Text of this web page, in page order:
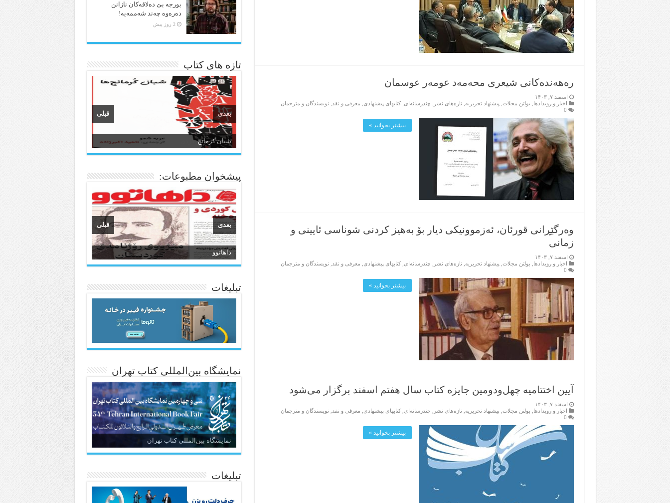
رەهەندەکانی شیعری محەمەد عومەر عوسمان
اسفند ۷, ۱۴۰۳
اخبار و رویدادها
بولتن مجلات پیشنهاد تحریریه ,تازەهای نشر چندرسانه‌ای ,کتابهای پیشنهادی معرفی و نقد
نویسندگان و مترجمان
0
بیشتر بخوانید »
وەرگێڕانی قورئان، ئەزموونیکی دیار بۆ بەهیز کردنی شوناسی ئایینی و
زمانی
اسفند ۷, ۱۴۰۳
اخبار و رویدادها
بولتن مجلات پیشنهاد تحریریه ,تازەهای نشر چندرسانه‌ای ,کتابهای پیشنهادی معرفی و نقد
نویسندگان و مترجمان
0
بیشتر بخوانید »
آیین اختتامیه چهل‌ودومین جایزه کتاب سال هفتم اسفند برگزار می‌شود
اسفند ۷, ۱۴۰۳
اخبار و رویدادها
بولتن مجلات پیشنهاد تحریریه ,تازەهای نشر چندرسانه‌ای ,کتابهای پیشنهادی معرفی و نقد
نویسندگان و مترجمان
0
بیشتر بخوانید »
بورجە بێ دەلاقەکان نازانن
دەرەوە چەند شەممەیە!
2 روز پیش
تازه های کتاب
زبان و ادبیات کردی
قبلی بعدی
پیشخوان مطبوعات:
سیروان
قبلی بعدی
تبلیغات
نمایشگاه بین‌المللی کتاب تهران
نمایشگاه بین‌المللی کتاب تهران
تبلیغات